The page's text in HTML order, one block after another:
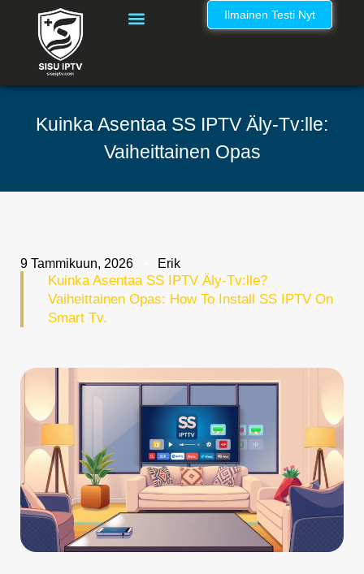
Ilmainen Testi Nyt
Kuinka Asentaa SS IPTV Äly-Tv:lle:
Vaiheittainen Opas
9 Tammikuun, 2026 Erik
Kuinka Asentaa SS IPTV Äly-Tv:lle?
Vaiheittainen Opas: How To Install SS IPTV On
Smart Tv.